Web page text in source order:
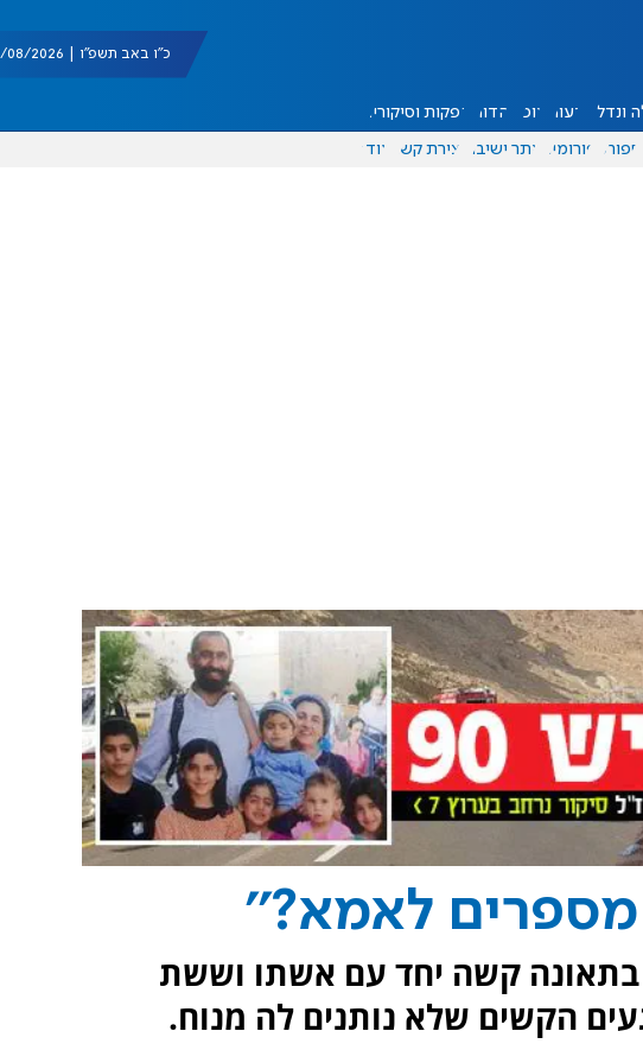
כ"ו באב תשפ"ו | 09/08/2026
ונדל"ן דעות אוכל יהדות הפקות וסיקורים
ספורט פורומים אתר ישיבה יצירת קשר עוד
מספרים לאמא?''
בתאונה קשה יחד עם אשתו וששת